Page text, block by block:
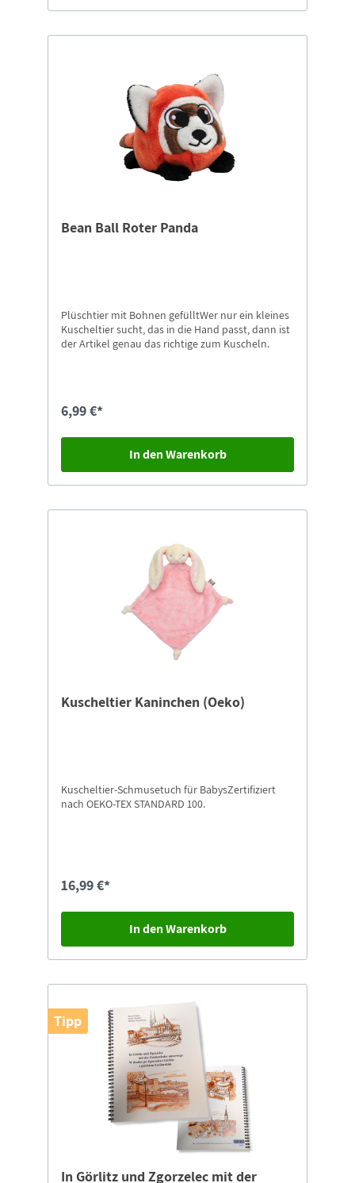
Bean Ball Roter Panda
Plüschtier mit Bohnen gefülltWer nur ein kleines
Kuscheltier sucht, das in die Hand passt, dann ist
der Artikel genau das richtige zum Kuscheln.
6,99 €*
In den Warenkorb
Kuscheltier Kaninchen (Oeko)
Kuscheltier-Schmusetuch für BabysZertifiziert
nach OEKO-TEX STANDARD 100.
16,99 €*
In den Warenkorb
Tipp
In Görlitz und Zgorzelec mit der